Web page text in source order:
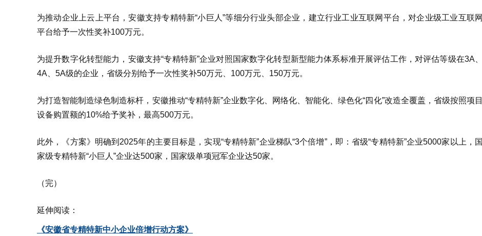
为推动企业上云上平台，安徽支持专精特新“小巨人”等细分行业头部企业，建立行业工业互联网平台，对企业级工业互联网
平台给予一次性奖补100万元。
为提升数字化转型能力，安徽支持“专精特新”企业对照国家数字化转型新型能力体系标准开展评估工作，对评估等级在3A、
4A、5A级的企业，省级分别给予一次性奖补50万元、100万元、150万元。
为打造智能制造绿色制造标杆，安徽推动“专精特新”企业数字化、网络化、智能化、绿色化“四化”改造全覆盖，省级按照项目
设备购置额的10%给予奖补，最高500万元。
此外，《方案》明确到2025年的主要目标是，实现“专精特新”企业梯队“3个倍增”，即：省级“专精特新”企业5000家以上，国
家级专精特新“小巨人”企业达500家，国家级单项冠军企业达50家。
（完）
延伸阅读：
《安徽省专精特新中小企业倍增行动方案》